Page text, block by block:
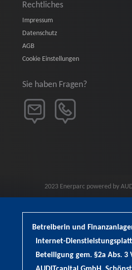
Rechtliches
Impressum
Datenschutz
AGB
Cookie Einstellungen
Sie haben Fragen?
2023 Enerparc powered by
Betreiberin und
Internet-
Beteiligung gem. §2a Abs. 3